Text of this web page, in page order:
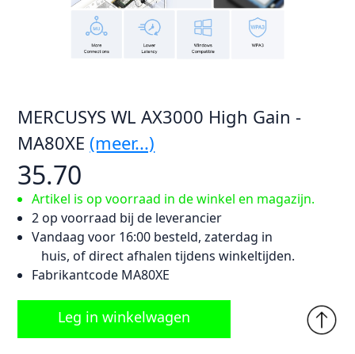
MERCUSYS WL AX3000 High Gain -
MA80XE(meer...)
35.70
Artikel is op voorraad in de winkel en magazijn.
2 op voorraad bij de leverancier
Vandaag voor 16:00 besteld, zaterdag in
huis, of direct afhalen tijdens winkeltijden.
Fabrikantcode MA80XE
Leg in winkelwagen